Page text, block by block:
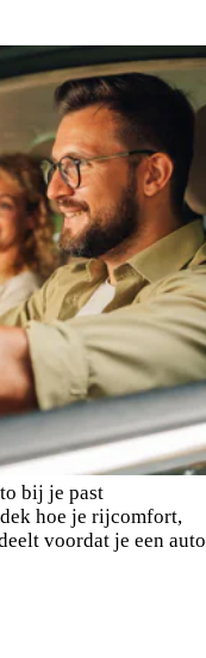
bij je past
hoe je rijcomfort,
voordat je een auto